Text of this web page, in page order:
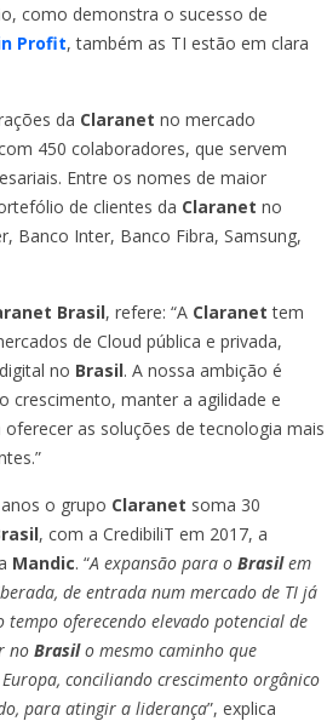
como demonstra o sucesso de
Profit, também as TI estão em clara
da Claranet no mercado
450 colaboradores, que servem
Entre os nomes de maior
de clientes da Claranet no
Banco Inter, Banco Fibra, Samsung,
Brasil, refere: “A Claranet tem
de Cloud pública e privada,
no Brasil. A nossa ambição é
crescimento, manter a agilidade e
as soluções de tecnologia mais
o grupo Claranet soma 30
, com a CredibiliT em 2017, a
Mandic. “A expansão para o Brasilem
de entrada num mercado de TI já
tempo oferecendo elevado potencial de
no Brasilo mesmo caminho que
conciliando crescimento orgânico
para atingir a liderança”, explica